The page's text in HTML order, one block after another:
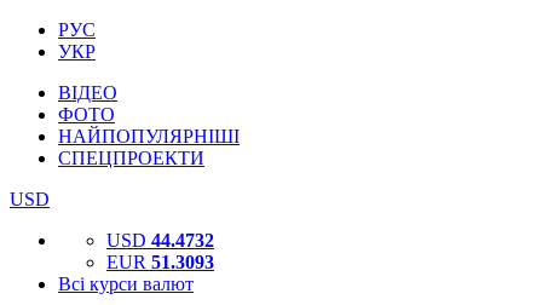
РУС
УКР
ВІДЕО
ФОТО
НАЙПОПУЛЯРНІШІ
СПЕЦПРОЕКТИ
USD
USD 44.4732
EUR 51.3093
Всі курси валют